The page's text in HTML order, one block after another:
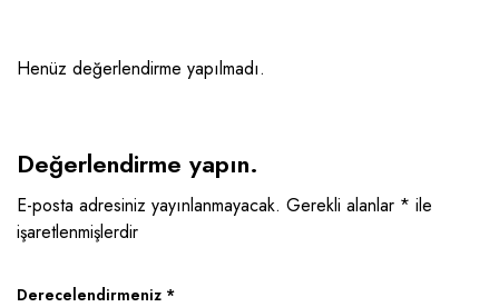
Henüz değerlendirme yapılmadı.
Değerlendirme yapın.
E-posta adresiniz yayınlanmayacak. Gerekli alanlar * ile
işaretlenmişlerdir
Derecelendirmeniz *